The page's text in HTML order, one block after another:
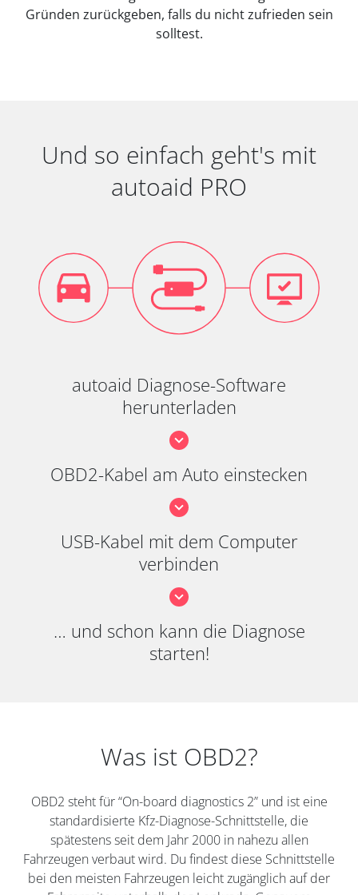
Gründen zurückgeben, falls du nicht zufrieden sein
solltest.
Und so einfach geht's mit
autoaid PRO
autoaid Diagnose-Software
herunterladen
OBD2-Kabel am Auto einstecken
USB-Kabel mit dem Computer
verbinden
… und schon kann die Diagnose
starten!
Was ist OBD2?
OBD2 steht für “On-board diagnostics 2” und ist eine
standardisierte Kfz-Diagnose-Schnittstelle, die
spätestens seit dem Jahr 2000 in nahezu allen
Fahrzeugen verbaut wird. Du findest diese Schnittstelle
bei den meisten Fahrzeugen leicht zugänglich auf der